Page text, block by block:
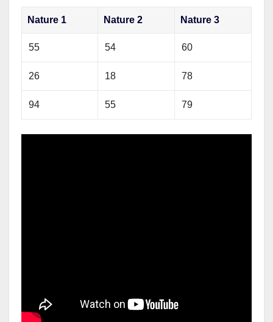
Nature 1 Nature 2 Nature 3
55 54 60
26 18 78
94 55 79